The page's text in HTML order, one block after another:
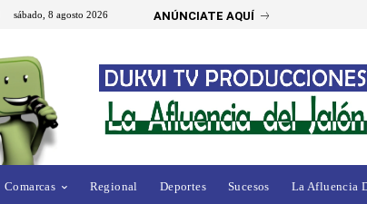
sábado, 8 agosto 2026 ANÚNCIATE AQUÍ
Comarcas Regional Deportes Sucesos La Afluencia